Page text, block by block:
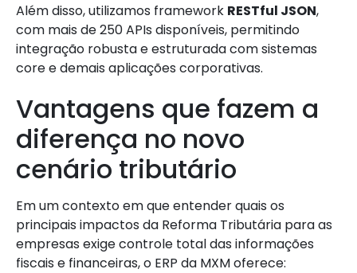
Além disso, utilizamos framework RESTful JSON,
com mais de 250 APIs disponíveis, permitindo
integração robusta e estruturada com sistemas
core e demais aplicações corporativas.
Vantagens que fazem a
diferença no novo
cenário tributário
Em um contexto em que entender quais os
principais impactos da Reforma Tributária para as
empresas exige controle total das informações
fiscais e financeiras, o ERP da MXM oferece: